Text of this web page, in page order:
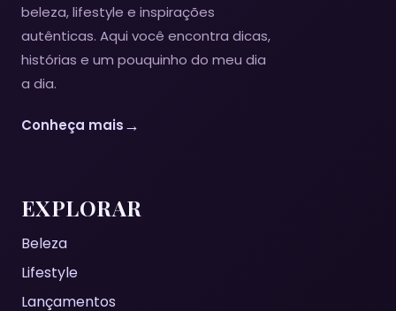
beleza, lifestyle e inspirações
autênticas. Aqui você encontra dicas,
histórias e um pouquinho do meu dia
a dia.
Conheça mais→
EXPLORAR
Beleza
Lifestyle
Lançamentos